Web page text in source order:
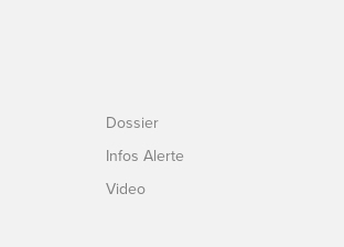
Dossier
Infos Alerte
Video